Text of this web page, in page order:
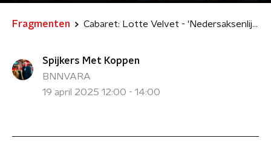
Fragmenten Cabaret: Lotte Velvet - 'Nedersaksenlijn'
Spijkers Met Koppen
BNNVARA
19 april 2025 12:00 - 14:00